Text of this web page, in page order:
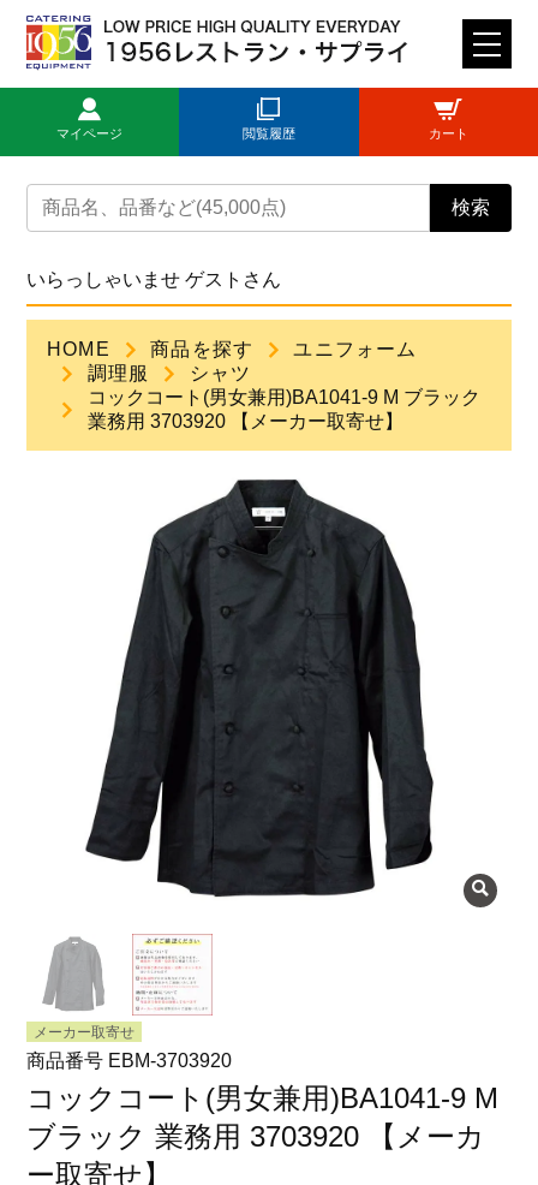
M
E
U
検索
マイページ 閲覧履歴 カート
トップページ
新規登録
商品一覧
よくある質問
会社概要
OEMについて
Instagram
お問い合わせ
プライバシーポリシー
特定商取引法に関する表示
いらっしゃいませ ゲストさん
HOME 商品を探す
ユニフォーム
調理服
シャツ
コックコート(男女兼用)BA1041-9 M ブラック
業務用 3703920 【メーカー取寄せ】
メーカー取寄せ
商品番号 EBM-3703920
コックコート(男女兼用)BA1041-9 M
ブラック 業務用 3703920 【メーカ
ー取寄せ】